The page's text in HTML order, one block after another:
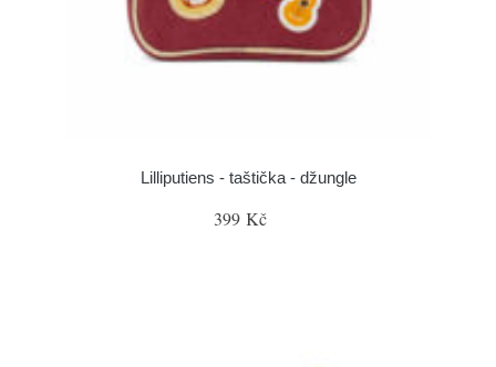
Lilliputiens - taštička - džungle
399 Kč